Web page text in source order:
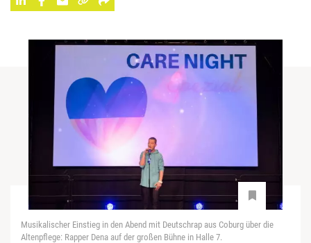
Musikalischer Einstieg in den Abend mit Deutschrap aus Coburg über die
Altenpflege: Rapper Dena auf der großen Bühne in Halle 7.